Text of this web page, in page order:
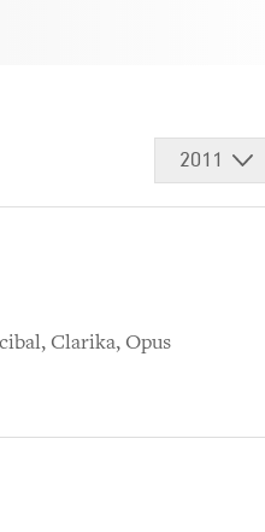
2011
, Clarika, Opus